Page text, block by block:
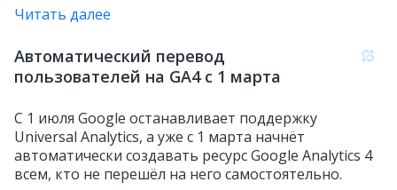
Читать далее
Автоматический перевод
пользователей на GA4 с 1 марта
С 1 июля Google останавливает поддержку
Universal Analytics, а уже с 1 марта начнёт
автоматически создавать ресурс Google Analytics 4
всем, кто не перешёл на него самостоятельно.